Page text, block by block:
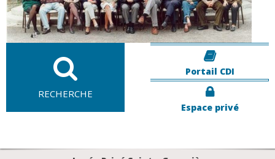
RECHERCHE
Portail CDI
Espace privé